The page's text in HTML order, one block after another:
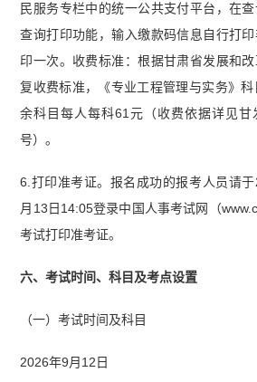
民服务专栏中的统一公共支付平台，在
查询打印功能，输入缴款码信息自行打
印一次。收费标准：根据甘肃省发展和
复收费标准，《专业工程管理与实务》
余科目每人每科61元（收费依据详见甘
号）。
6.打印准考证。报名成功的报考人员请
月13日14:05登录中国人事考试网（
考试打印准考证。
六、考试时间、科目及考点设置
（一）考试时间及科目
2026年9月12日